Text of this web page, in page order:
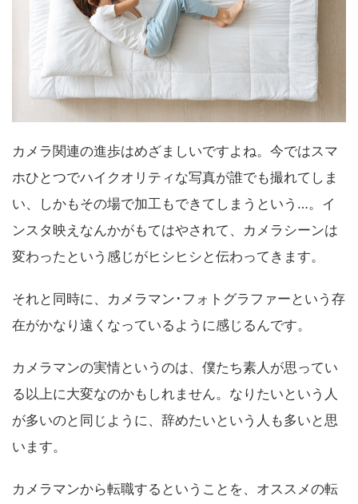
カメラ関連の進歩はめざましいですよね。今ではスマ
ホひとつでハイクオリティな写真が誰でも撮れてしま
い、しかもその場で加工もできてしまうという…。イ
ンスタ映えなんかがもてはやされて、カメラシーンは
変わったという感じがヒシヒシと伝わってきます。
それと同時に、カメラマン･フォトグラファーという存
在がかなり遠くなっているように感じるんです。
カメラマンの実情というのは、僕たち素人が思ってい
る以上に大変なのかもしれません。なりたいという人
が多いのと同じように、辞めたいという人も多いと思
います。
カメラマンから転職するということを、オススメの転